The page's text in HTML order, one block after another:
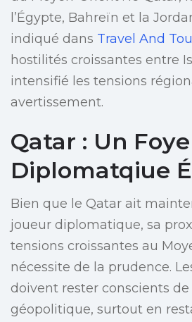
l’Égypte, Bahreïn et la
indiqué dans Travel And
hostilités croissantes entre
intensifié les tensions
avertissement.
Qatar : Un
Diplomatqiue
Bien que le Qatar ait
joueur diplomatique, sa
tensions croissantes au
nécessite de la prudence.
doivent rester conscients
géopolitique, surtout en